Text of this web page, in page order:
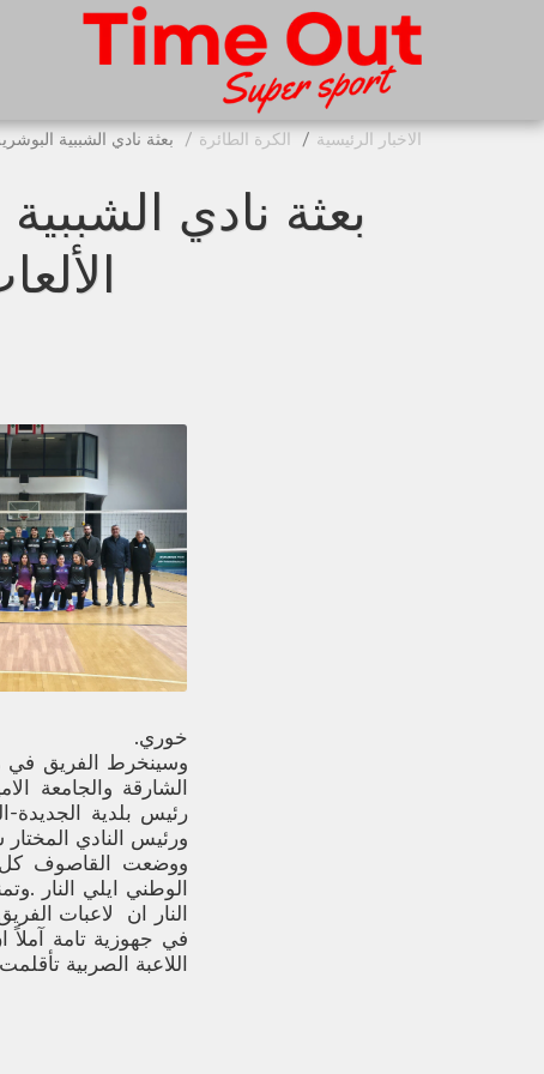
الاخبار الرئيسية الكرة الطائرة بعثة نادي الشببية
بعثة نادي
خوري.
وسينخرط الفريق في
الشارقة والجامعة
رئيس بلدية
ورئيس النادي
ووضعت القاصوف
الوطني ايلي النار
النار ان لاعبات
في جهوزية تامة آملاً
اللاعبة الصربية